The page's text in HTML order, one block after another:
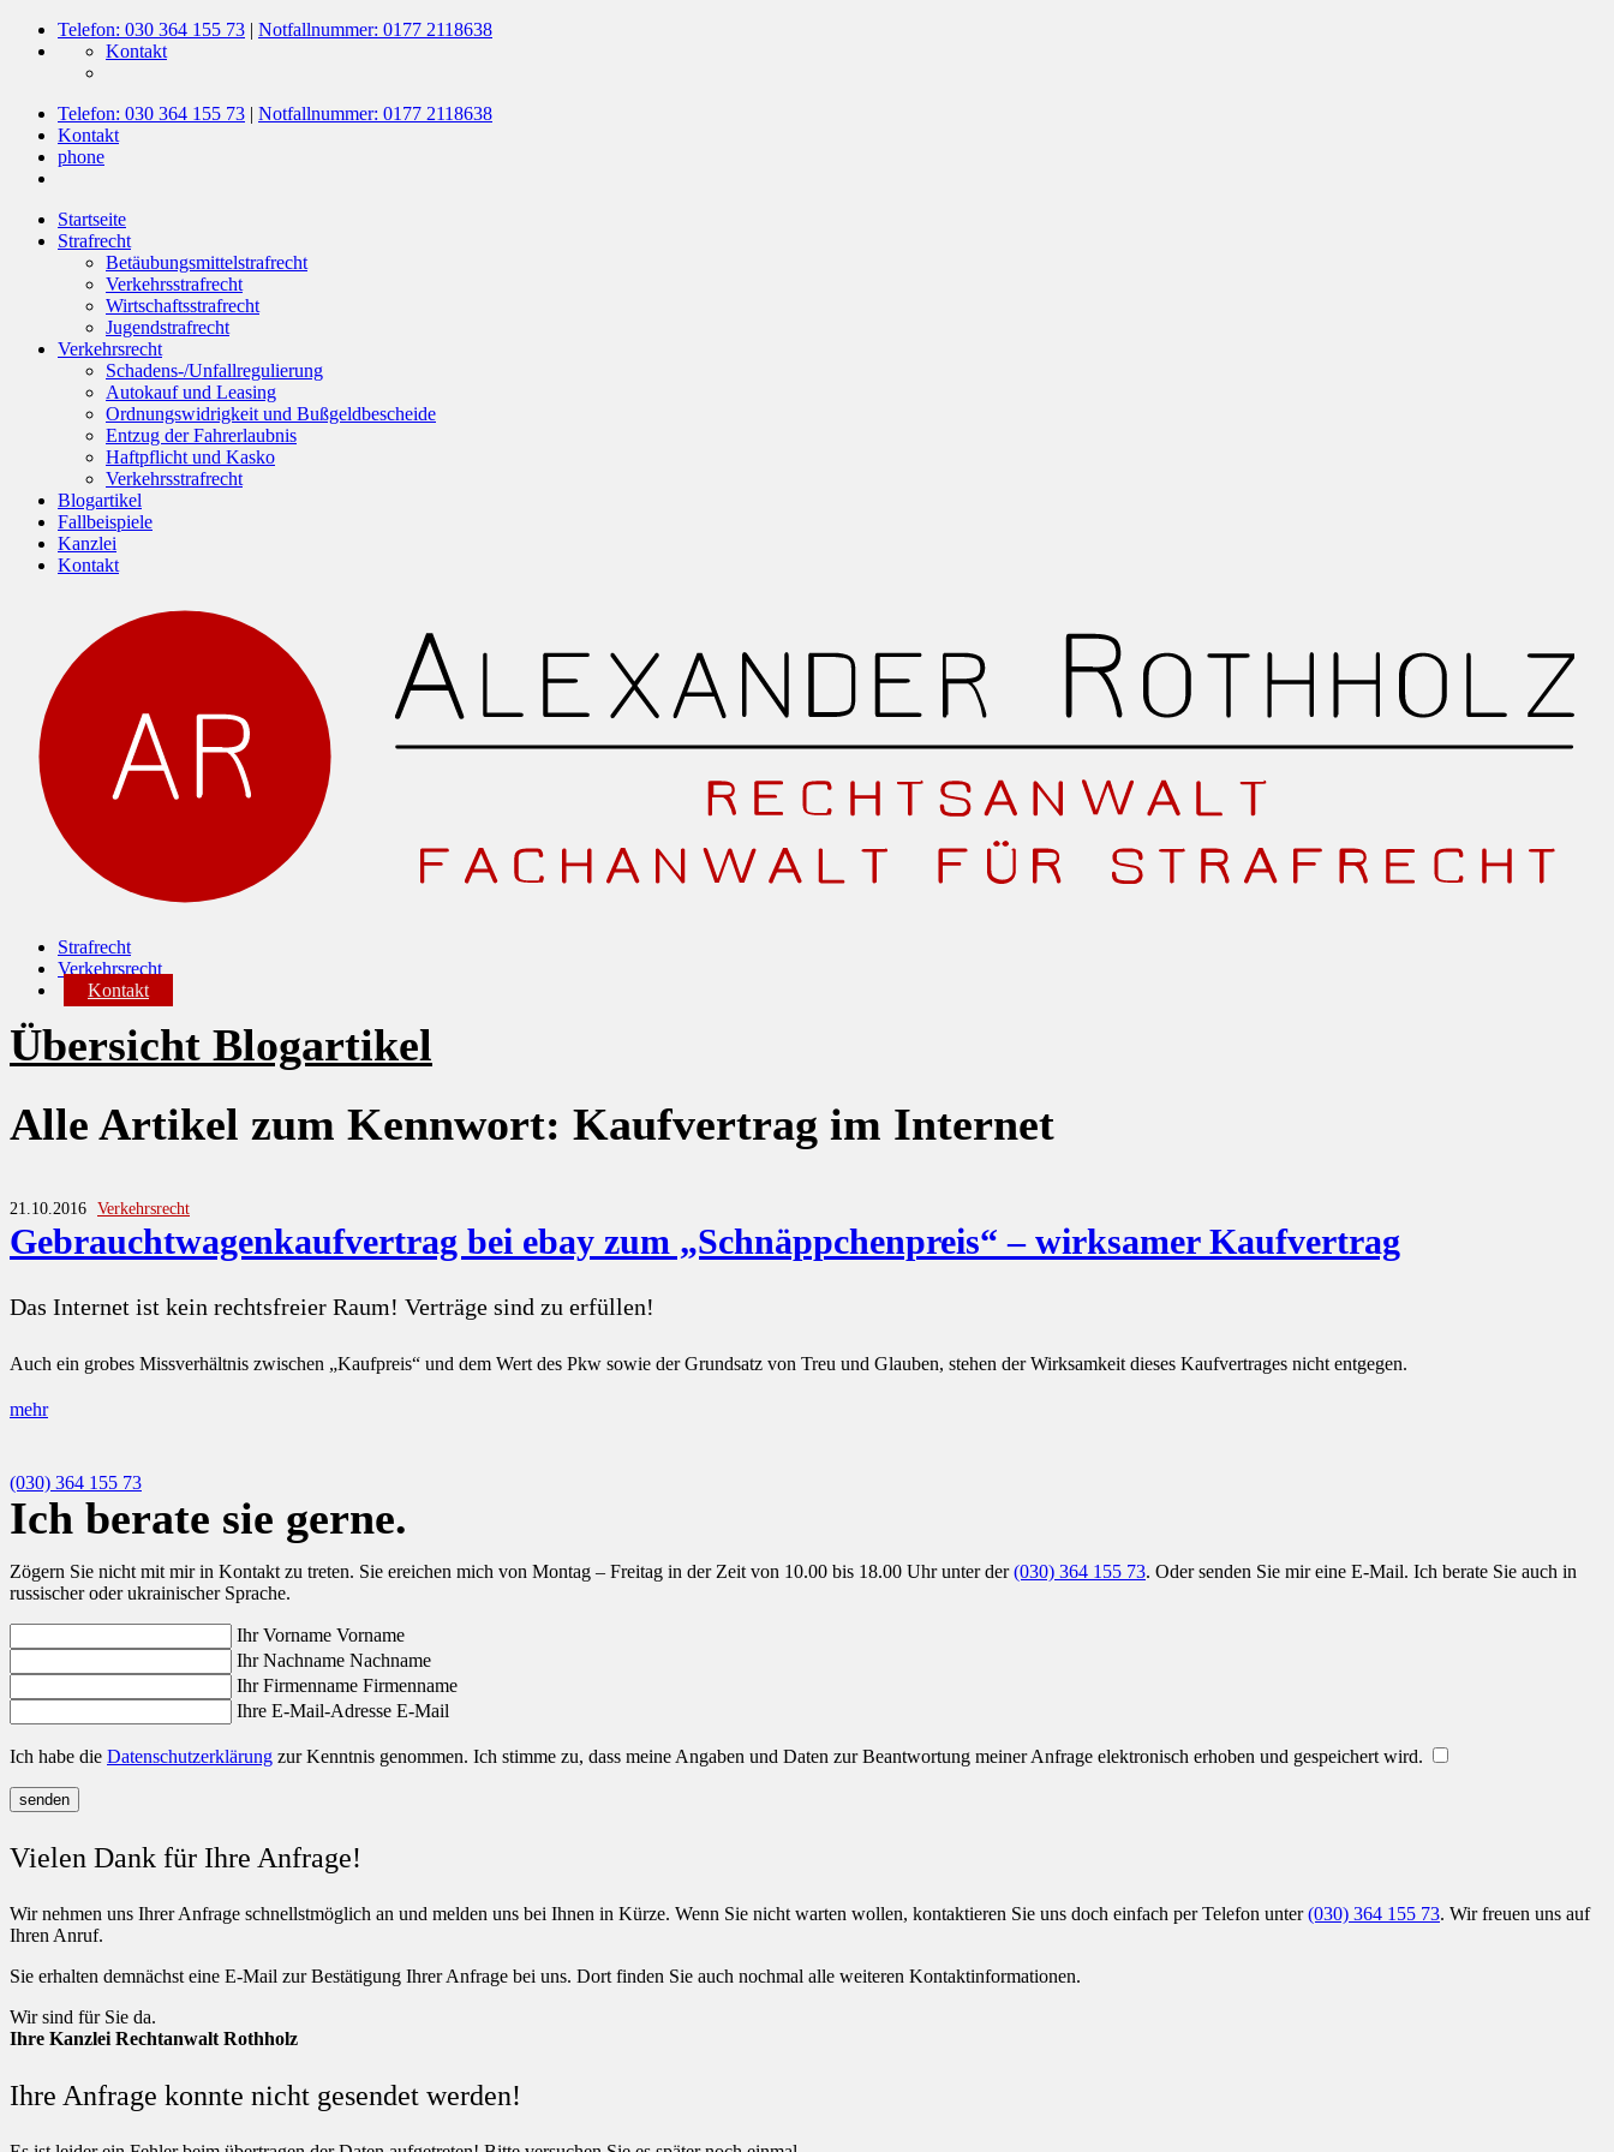
Telefon: 030 364 155 73 | Notfallnummer: 0177 2118638
Kontakt
Telefon: 030 364 155 73 | Notfallnummer: 0177 2118638
Kontakt
phone
Startseite
Strafrecht
Betäubungsmittelstrafrecht
Verkehrsstrafrecht
Wirtschaftsstrafrecht
Jugendstrafrecht
Verkehrsrecht
Schadens-/Unfallregulierung
Autokauf und Leasing
Ordnungswidrigkeit und Bußgeldbescheide
Entzug der Fahrerlaubnis
Haftpflicht und Kasko
Verkehrsstrafrecht
Blogartikel
Fallbeispiele
Kanzlei
Kontakt
Strafrecht
Verkehrsrecht
Kontakt
Übersicht Blogartikel
Alle Artikel zum Kennwort: Kaufvertrag im Internet
21.10.2016 Verkehrsrecht
Gebrauchtwagenkaufvertrag bei ebay zum „Schnäppchenpreis“ – wirksamer Kaufvertrag
Das Internet ist kein rechtsfreier Raum! Verträge sind zu erfüllen!
Auch ein grobes Missverhältnis zwischen „Kaufpreis“ und dem Wert des Pkw sowie der Grundsatz von Treu und Glauben, stehen der Wirksamkeit dieses Kaufvertrages nicht entgegen.
mehr
(030) 364 155 73
Ich berate sie gerne.
Zögern Sie nicht mit mir in Kontakt zu treten. Sie ereichen mich von Montag – Freitag in der Zeit von 10.00 bis 18.00 Uhr unter der(030) 364 155 73. Oder senden Sie mir eine E-Mail. Ich berate Sie auch in
russischer oder ukrainischer Sprache.
Ihr Vorname Vorname
Ihr Nachname Nachname
Ihr Firmenname Firmenname
Ihre E-Mail-Adresse E-Mail
Ich habe die Datenschutzerklärung zur Kenntnis genommen. Ich stimme zu, dass meine Angaben und Daten zur Beantwortung meiner Anfrage elektronisch erhoben und gespeichert wird.
senden
Vielen Dank für Ihre Anfrage!
Wir nehmen uns Ihrer Anfrage schnellstmöglich an und melden uns bei Ihnen in Kürze. Wenn Sie nicht warten wollen, kontaktieren Sie uns doch einfach per Telefon unter(030) 364 155 73. Wir freuen uns auf
Ihren Anruf.
Sie erhalten demnächst eine E-Mail zur Bestätigung Ihrer Anfrage bei uns. Dort finden Sie auch nochmal alle weiteren Kontaktinformationen.
Wir sind für Sie da.
Ihre Kanzlei Rechtanwalt Rothholz
Ihre Anfrage konnte nicht gesendet werden!